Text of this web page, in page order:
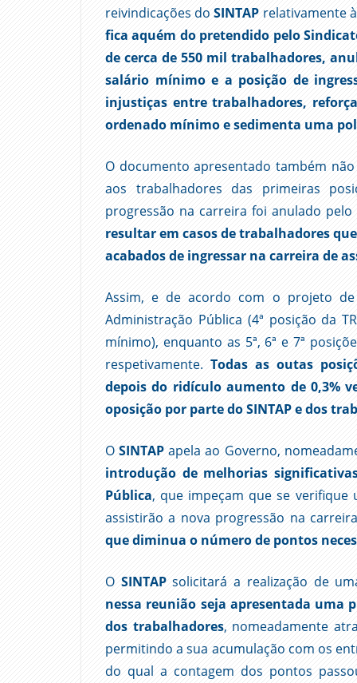
reivindicações doSINTAP relativamente
fica aquém do pretendido pelo
de cerca de 550 mil trabalhadores,
salário mínimo e a posição de
injustiças entre trabalhadores,
ordenado mínimo e sedimenta uma
O documento apresentado também
aos trabalhadores das primeiras
progressão na carreira foi anulado
resultar em casos de trabalhadores
acabados de ingressar na carreira de
Assim, e de acordo com o projeto
Administração Pública (4ª posição da
mínimo), enquanto as 5ª, 6ª e 7ª
respetivamente. Todas as outas
depois do ridículo aumento de 0,3%
oposição por parte do SINTAP e dos
OSINTAPapela ao Governo,
introdução de melhorias
Pública, que impeçam que se
assistirão a nova progressão na
que diminua o número de pontos
O SINTAPsolicitará a realização de
nessa reunião seja apresentada uma
dos trabalhadores, nomeadamente
permitindo a sua acumulação com os
do qual a contagem dos pontos